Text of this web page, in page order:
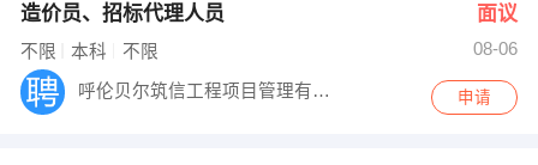
网络IT
快递员
造价员、招标代理人员 面议
不限 本科 不限 08-06
呼伦贝尔筑信工程项目管理有限公司 申请